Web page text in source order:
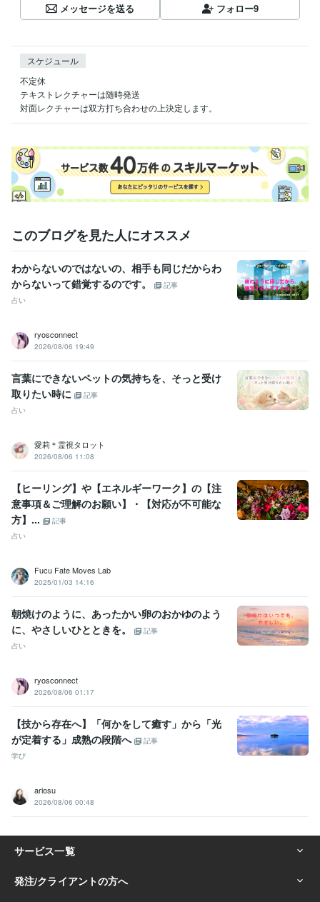
メッセージを送る フォロー9
スケジュール
不定休
テキストレクチャーは随時発送
対面レクチャーは双方打ち合わせの上決定します。
このブログを見た人にオススメ
わからないのではないの、相手も同じだからわ
からないって錯覚するのです。
記事
占い
ryosconnect
2026/08/06 19:49
言葉にできないペットの気持ちを、そっと受け
取りたい時に
記事
占い
愛莉＊霊視タロット
2026/08/06 11:08
【ヒーリング】や【エネルギーワーク】の【注
意事項＆ご理解のお願い】・【対応が不可能な
方】...
記事
占い
Fucu Fate Moves Lab
2025/01/03 14:16
朝焼けのように、あったかい卵のおかゆのよう
に、やさしいひとときを。
記事
占い
ryosconnect
2026/08/06 01:17
【技から存在へ】「何かをして癒す」から「光
が定着する」成熟の段階へ
記事
学び
ariosu
2026/08/06 00:48